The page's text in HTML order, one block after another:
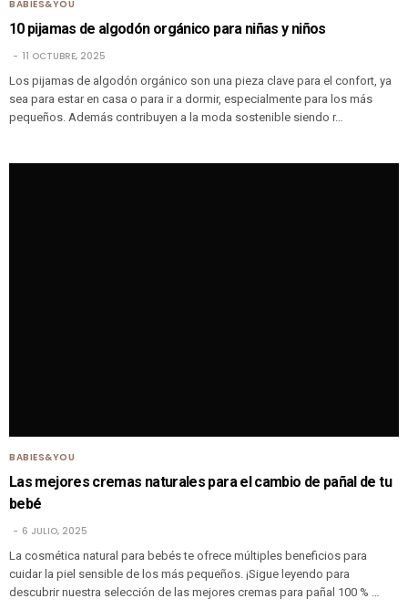
BABIES&YOU
10 pijamas de algodón orgánico para niñas y niños
11 OCTUBRE, 2025
Los pijamas de algodón orgánico son una pieza clave para el confort, ya
sea para estar en casa o para ir a dormir, especialmente para los más
pequeños. Además contribuyen a la moda sostenible siendo r…
BABIES&YOU
Las mejores cremas naturales para el cambio de pañal de tu
bebé
6 JULIO, 2025
La cosmética natural para bebés te ofrece múltiples beneficios para
cuidar la piel sensible de los más pequeños. ¡Sigue leyendo para
descubrir nuestra selección de las mejores cremas para pañal 100 % …